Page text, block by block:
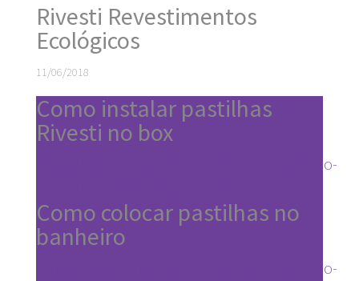
Rivesti Revestimentos
Ecológicos
11/06/2018
Como instalar pastilhas
Rivesti no box
https://rivesti.com.br/ps_slider_videos/como-
Como colocar pastilhas no
banheiro
https://rivesti.com.br/ps_slider_videos/como-